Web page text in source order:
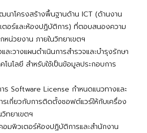
นาโครงสร้างพื้นฐานด้าน ICT (ด้านงาน
ตอร์และห้องปฏิบัติการ) ที่ตอบสนองความ
น่วยงาน ภายในวิทยาเขตฯ
ละวางแผนดำเนินการสำรวจและบำรุงรักษา
นโลยี สำหรับใช้เป็นข้อมูลประกอบการ
ร Software License กำหนดแนวทางและ
รเกี่ยวกับการติดตั้งซอฟต์แวร์ให้กับเครื่อง
ทยาเขตฯ
มพิวเตอร์ห้องปฏิบัติการและสำนักงาน